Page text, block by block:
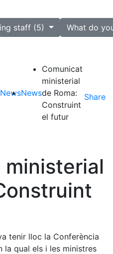
staff (5) What do
NewsNews
Comunicat
ministerial
de Roma:
Construint
el futur
Share
tenir lloc la Conferència
la qual els i les ministres